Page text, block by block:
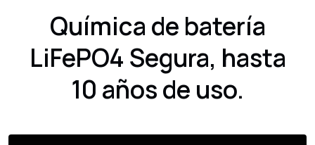
Química de batería
LiFePO4 Segura, hasta
10 años de uso.